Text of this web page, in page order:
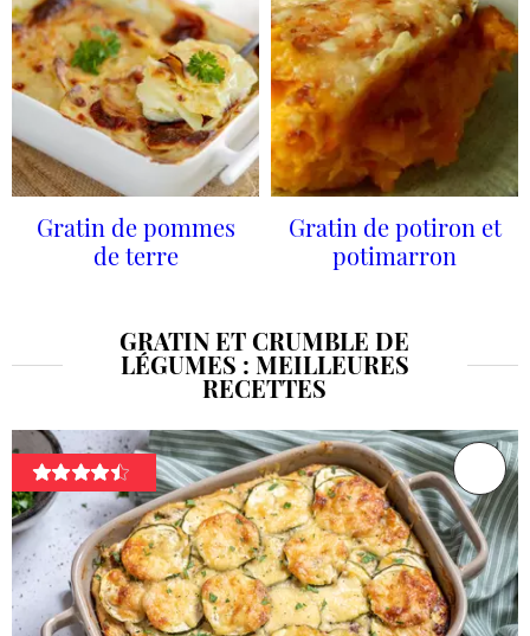
Gratin de pommes
de terre
Gratin de potiron et
potimarron
GRATIN ET CRUMBLE DE
LÉGUMES : MEILLEURES
RECETTES